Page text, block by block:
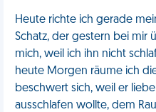
Heute richte ich gerade
Schatz, der gestern bei mir
mich, weil ich ihn nicht
heute Morgen räume ich
beschwert sich, weil er
ausschlafen wollte, dem